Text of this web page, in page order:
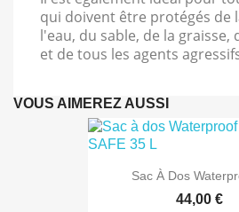
qui doivent être protégés de
l'eau, du sable, de la graisse,
et de tous les agents
VOUS AIMEREZ AUSSI
Sac À Dos
44,00 €